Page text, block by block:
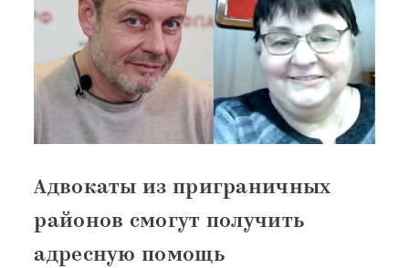
Адвокаты из приграничных
районов смогут получить
адресную помощь